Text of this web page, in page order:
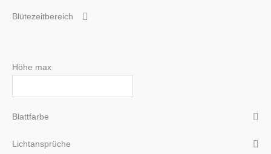
Blütezeitbereich
Höhe max
Blattfarbe
Lichtansprüche